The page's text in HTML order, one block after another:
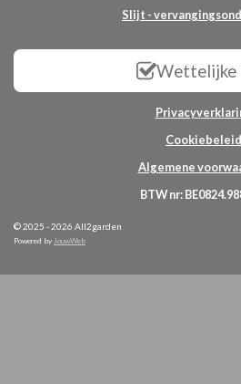
Slijt -
Wettelijke
Cookiebeleid
Algemene
BTW nr:
© 2025 - 2026 All2garden
Powered by JouwWeb